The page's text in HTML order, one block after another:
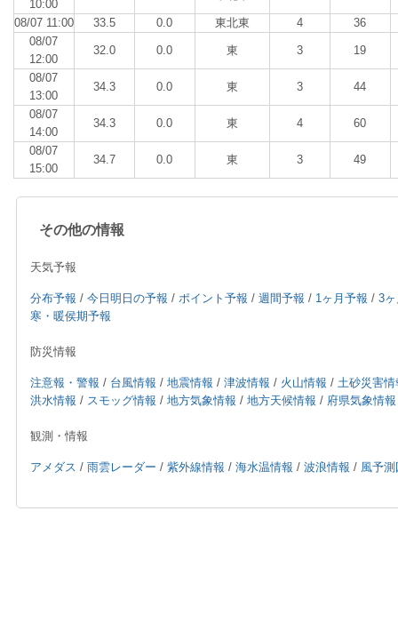
10:00
08/07 11:00 33.5 0.0 東北東 4
36
08/07
12:00
32.0 0.0 東 3 19
08/07
13:00
34.3 0.0 東 3 44
08/07
14:00
34.3 0.0 東 4 60
08/07
15:00
34.7 0.0 東 3 49
その他の情報
天気予報
分布予報 / 今日明日の予報 / ポイント予報 / 週間予報 / 1ヶ月予報 / 3
寒・暖侯期予報
防災情報
注意報・警報 / 台風情報 / 地震情報 / 津波情報 / 火山情報 / 土砂災害情
洪水情報 / スモッグ情報 / 地方気象情報 / 地方天候情報 / 府県気象情報
観測・情報
アメダス / 雨雲レーダー / 紫外線情報 / 海水温情報 / 波浪情報 / 風予測